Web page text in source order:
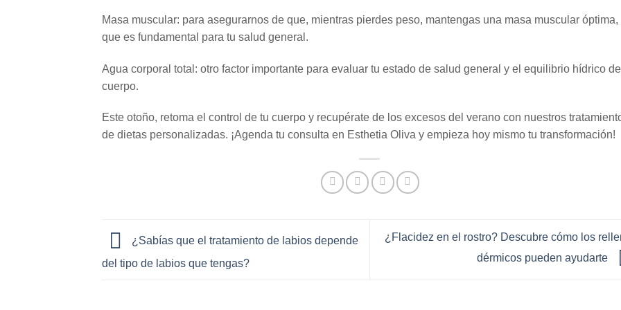
Masa muscular: para asegurarnos de que, mientras pierdes peso, mantengas una masa muscular óptima,
que es fundamental para tu salud general.
Agua corporal total: otro factor importante para evaluar tu estado de salud general y el equilibrio hídrico
cuerpo.
Este otoño, retoma el control de tu cuerpo y recupérate de los excesos del verano con nuestros
de dietas personalizadas. ¡Agenda tu consulta en Esthetia Oliva y empieza hoy mismo tu transformación!
¿Sabías que el tratamiento de labios depende
del tipo de labios que tengas?
¿Flacidez en el rostro? Descubre cómo los
dérmicos pueden ayudarte